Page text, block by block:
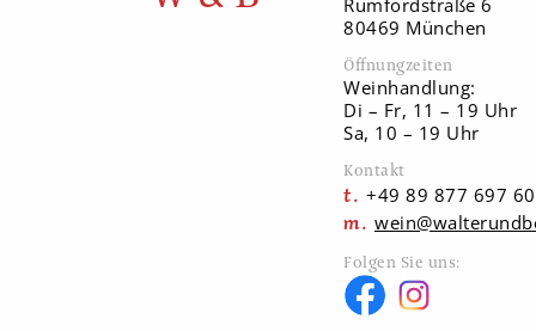
80469 München
Öffnungzeiten
Weinhandlung:
Di – Fr, 11 – 19 Uhr
Sa, 10 – 19 Uhr
Kontakt
+49 89 877 697 60
Folgen Sie uns: